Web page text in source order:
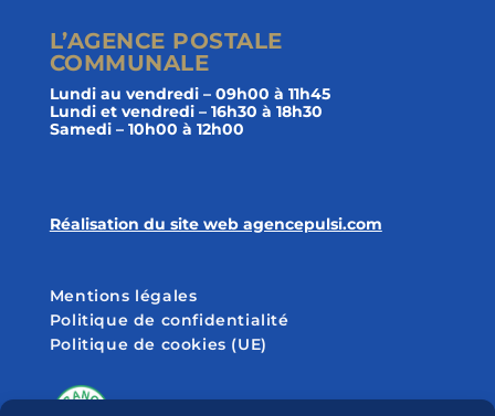
L’AGENCE POSTALE
COMMUNALE
Lundi au vendredi – 09h00 à 11h45
Lundi et vendredi – 16h30 à 18h30
Samedi – 10h00 à 12h00
Réalisation du site web agencepulsi.com
Mentions légales
Politique de confidentialité
Politique de cookies (UE)